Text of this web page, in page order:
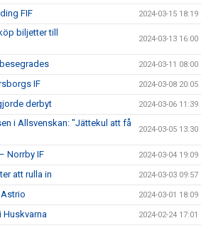
FIF 2024-03-15 18:19
biljetter till
2024-03-13 16:00
2024-03-11 08:00
IF 2024-03-08 20:05
derbyt 2024-03-06 11:39
i Allsvenskan: "Jättekul att få
2024-03-05 13:30
Norrby IF 2024-03-04 19:09
att rulla in 2024-03-03 09:57
2024-03-01 18:09
Huskvarna 2024-02-24 17:01